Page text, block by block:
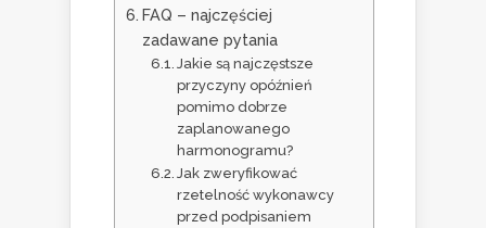
FAQ – najczęściej
zadawane pytania
Jakie są najczęstsze
przyczyny opóźnień
pomimo dobrze
zaplanowanego
harmonogramu?
Jak zweryfikować
rzetelność wykonawcy
przed podpisaniem